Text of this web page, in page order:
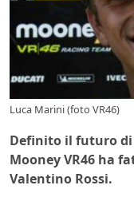
Luca Marini (foto VR46)
Definito il futuro di
Mooney VR46 ha
Valentino Rossi.